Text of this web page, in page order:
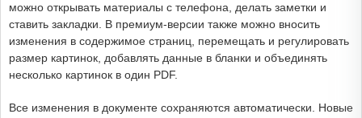
можно открывать материалы с телефона, делать заметки и
ставить закладки. В премиум-версии также можно вносить
изменения в содержимое страниц, перемещать и регулировать
размер картинок, добавлять данные в бланки и объединять
несколько картинок в один PDF.
Все изменения в документе сохраняются автоматически. Новые